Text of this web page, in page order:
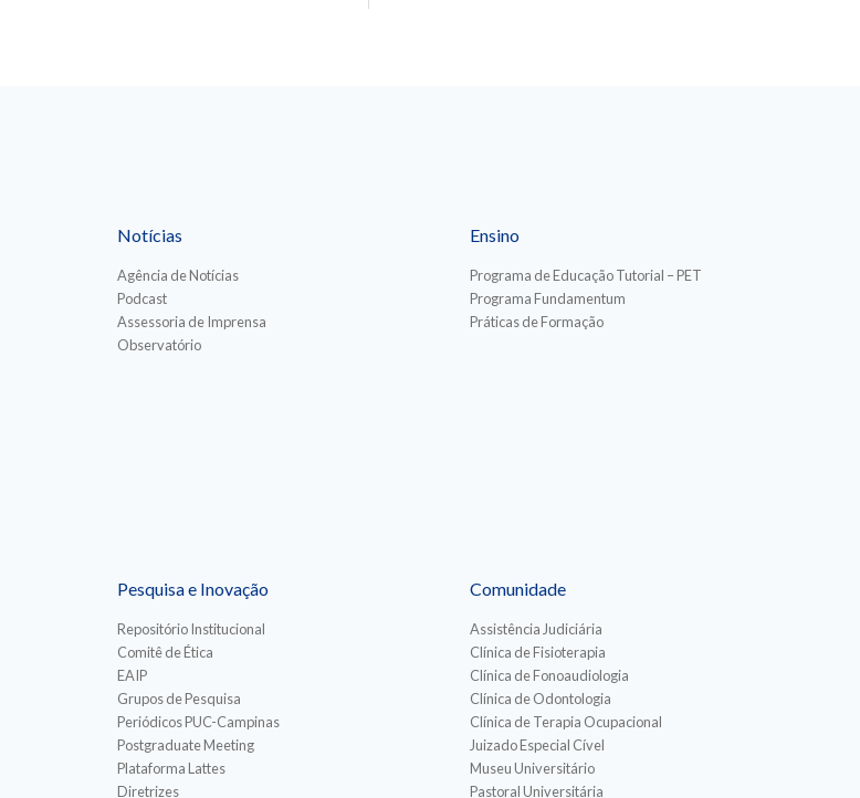
Notícias
Agência de Notícias
Podcast
Assessoria de Imprensa
Observatório
Ensino
Programa de Educação Tutorial – PET
Programa Fundamentum
Práticas de Formação
Pesquisa e Inovação
Repositório Institucional
Comitê de Ética
EAIP
Grupos de Pesquisa
Periódicos PUC-Campinas
Postgraduate Meeting
Plataforma Lattes
Diretrizes
Comunidade
Assistência Judiciária
Clínica de Fisioterapia
Clínica de Fonoaudiologia
Clínica de Odontologia
Clínica de Terapia Ocupacional
Juizado Especial Cível
Museu Universitário
Pastoral Universitária